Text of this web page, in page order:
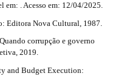
em: . Acesso em: 12/04/2025.
Editora Nova Cultural, 1987.
corrupção e governo
2019.
and Budget Execution: